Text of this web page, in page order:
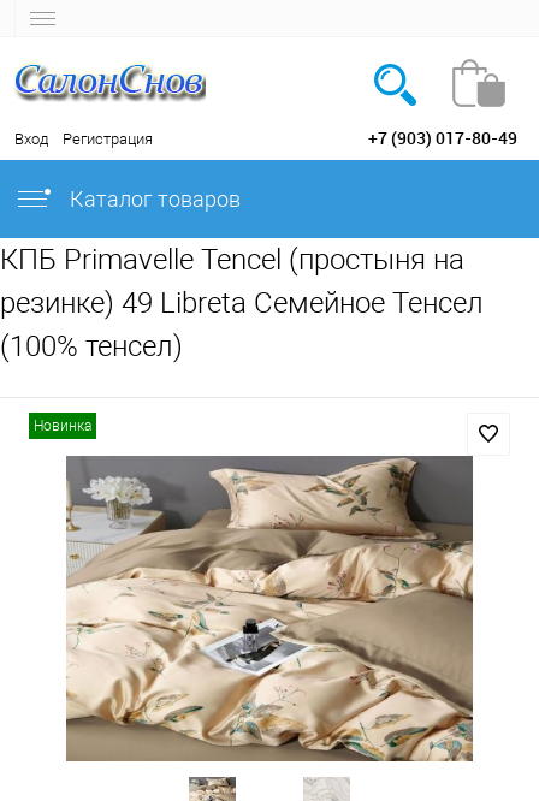
Вход Регистрация +7 (903) 017-80-49
Каталог товаров
КПБ Primavelle Tencel (простыня на
резинке) 49 Libreta Семейное Тенсел
(100% тенсел)
Новинка